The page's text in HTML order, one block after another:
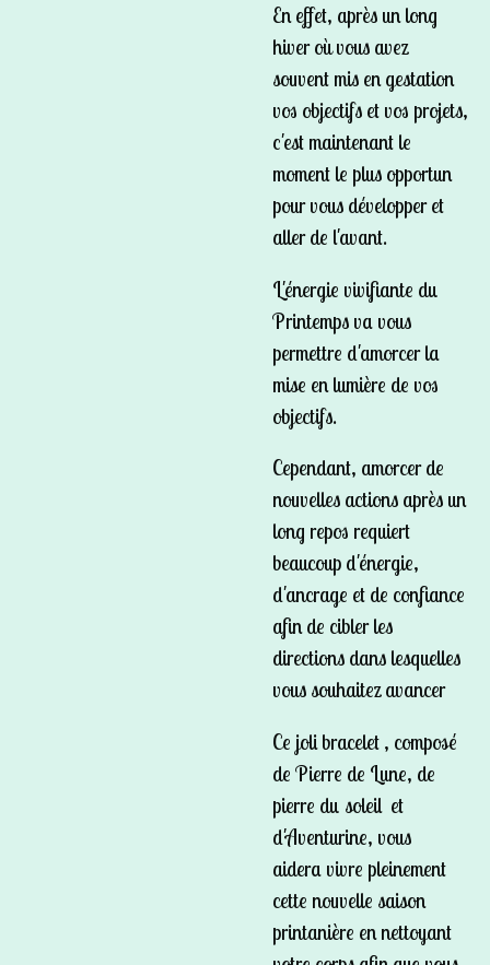
En effet, après un long
hiver où vous avez
souvent mis en gestation
vos objectifs et vos projets,
c'est maintenant le
moment le plus opportun
pour vous développer et
aller de l'avant.
L'énergie vivifiante du
Printemps va vous
permettre d'amorcer la
mise en lumière de vos
objectifs.
Cependant, amorcer de
nouvelles actions après un
long repos requiert
beaucoup d'énergie,
d'ancrage et de confiance
afin de cibler les
directions dans lesquelles
vous souhaitez avancer
Ce joli bracelet , composé
de Pierre de Lune, de
pierre du soleil et
d'Aventurine, vous
aidera vivre pleinement
cette nouvelle saison
printanière en nettoyant